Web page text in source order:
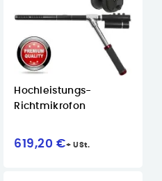
Hochleistungs-
Richtmikrofon
619,20 €